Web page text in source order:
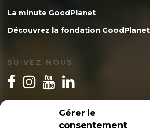
Gérer le
consentement
La minute GoodPlanet
Découvrez la fondation GoodPlanet
SUIVEZ-NOUS
INSCRIPTION NEWSLETTER